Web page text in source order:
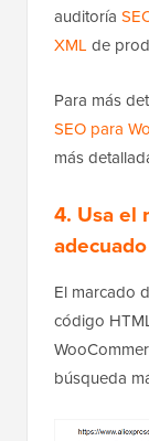
auditoría
XML de
Para más
SEO para
más
4. Usa el
El marcado
código
búsqueda